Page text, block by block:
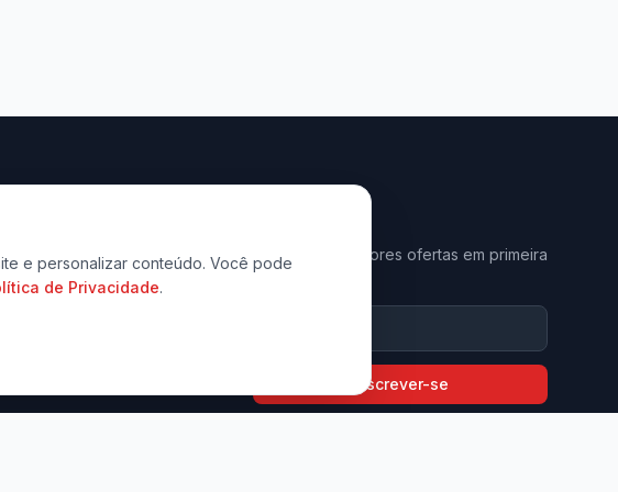
Lopes, 801
- SP
3456 / (14) 99794-6397
Newsletter
Receba as melhores ofertas em primeira
mão.
Inscrever-se
e personalizar conteúdo. Você pode
de Privacidade.